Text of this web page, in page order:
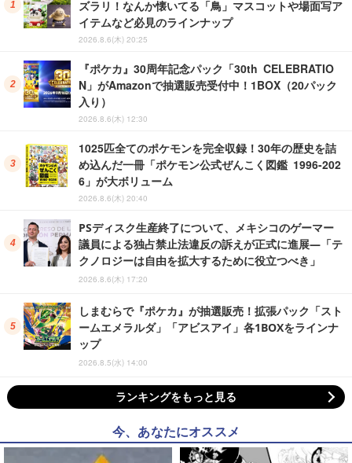
ズラリ！なんか懐いてる「鳥」マスコットや場面写ア
イテムなど必見のラインナップ
2026.8.6(木) 20:25
『ポケカ』30周年記念パック「30th CELEBRATIO
N」がAmazonで抽選販売受付中！1BOX（20パック
入り）
2026.8.6(木) 12:30
1025匹全てのポケモンを完全収録！30年の歴史を詰
め込んだ一冊「ポケモン公式ぜんこく図鑑 1996-202
6」が大ボリューム
2026.8.6(木) 20:40
PSディスク生産終了について、メキシコのゲーマー
議員による独占禁止法違反の訴えが正式に進展―「テ
クノロジーは自由を拡大するために役立つべき」
2026.8.6(木) 17:20
しまむらで『ポケカ』が抽選販売！拡張パック「スト
ームエメラルダ」「アビスアイ」各1BOXをラインナ
ップ
2026.8.5(水) 14:00
ランキングをもっと見る
今、あなたにオススメ